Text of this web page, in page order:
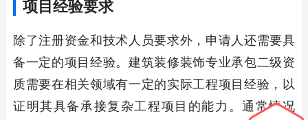
项目经验要求
除了注册资金和技术人员要求外，申请人还需要具
备一定的项目经验。建筑装修装饰专业承包二级资
质需要在相关领域有一定的实际工程项目经验，以
证明其具备承接复杂工程项目的能力。通常情况